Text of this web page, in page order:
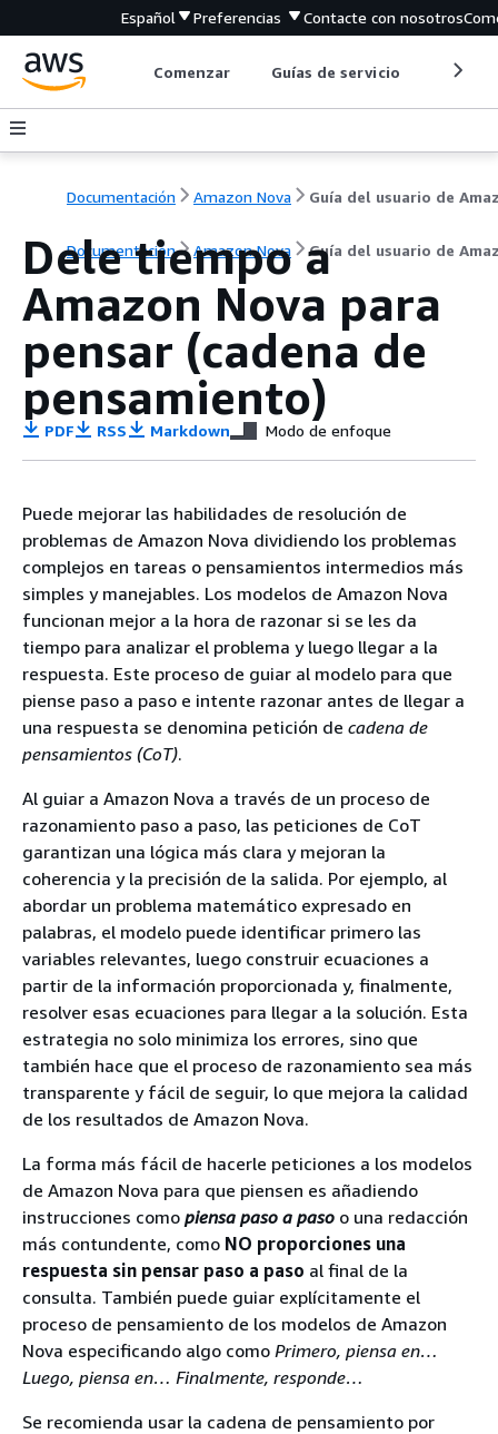
Español Preferencias Contacte con nosotros
Comenzar Guías de servicio
Documentación Amazon Nova
Documentación Amazon Nova Guía del usuario de
Dele tiempo a
Amazon Nova para
pensar (cadena de
pensamiento)
PDF RSS Markdown Modo de enfoque
Puede mejorar las habilidades de resolución de
problemas de Amazon Nova dividiendo los problemas
complejos en tareas o pensamientos intermedios más
simples y manejables. Los modelos de Amazon Nova
funcionan mejor a la hora de razonar si se les da
tiempo para analizar el problema y luego llegar a la
respuesta. Este proceso de guiar al modelo para que
piense paso a paso e intente razonar antes de llegar a
una respuesta se denomina petición de cadena de
pensamientos (CoT).
Al guiar a Amazon Nova a través de un proceso de
razonamiento paso a paso, las peticiones de CoT
garantizan una lógica más clara y mejoran la
coherencia y la precisión de la salida. Por ejemplo, al
abordar un problema matemático expresado en
palabras, el modelo puede identificar primero las
variables relevantes, luego construir ecuaciones a
partir de la información proporcionada y, finalmente,
resolver esas ecuaciones para llegar a la solución. Esta
estrategia no solo minimiza los errores, sino que
también hace que el proceso de razonamiento sea más
transparente y fácil de seguir, lo que mejora la calidad
de los resultados de Amazon Nova.
La forma más fácil de hacerle peticiones a los modelos
de Amazon Nova para que piensen es añadiendo
instrucciones como piensa paso a paso o una redacción
más contundente, como NO proporciones una
respuesta sin pensar paso a paso al final de la
consulta. También puede guiar explícitamente el
proceso de pensamiento de los modelos de Amazon
Nova especificando algo como Primero, piensa en…
Luego, piensa en… Finalmente, responde…
Se recomienda usar la cadena de pensamiento por